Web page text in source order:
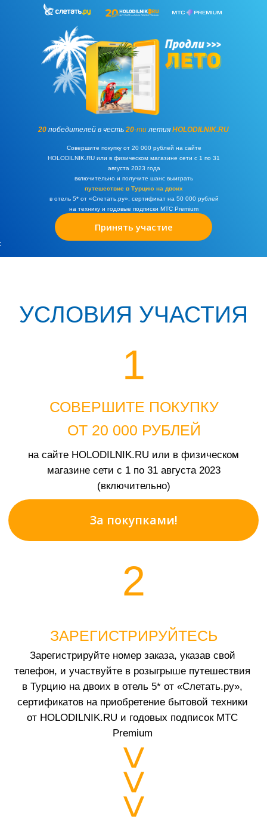
Принять участие
20победителей в честь 20-тилетия HOLODILNIK.RU
Совершите покупку от 20 000 рублей на сайте
HOLODILNIK.RU или в физическом магазине сети с 1 по 31
августа 2023 года
включительно и получите шанс выиграть
путешествие в Турцию на двоих
в отель 5* от «Слетать.ру», сертификат на 50 000 рублей
на технику и годовые подписки MТС Premium
УСЛОВИЯ УЧАСТИЯ
1
2
>>>
ОТ 20 000 РУБЛЕЙ
ЗАРЕГИСТРИРУЙТЕСЬ
на сайте HOLODILNIK.RU или в физическом
Зарегистрируйте номер заказа, указав свой
в Турцию на двоих в отель 5* от «Слетать.ру»,
сертификатов на приобретение бытовой техники
Premium
Номер Вашего заказа
акции и политикой обработки персональных данных
Зарегистрироваться